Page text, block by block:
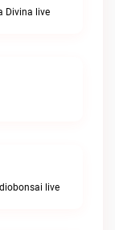
Divina live
live